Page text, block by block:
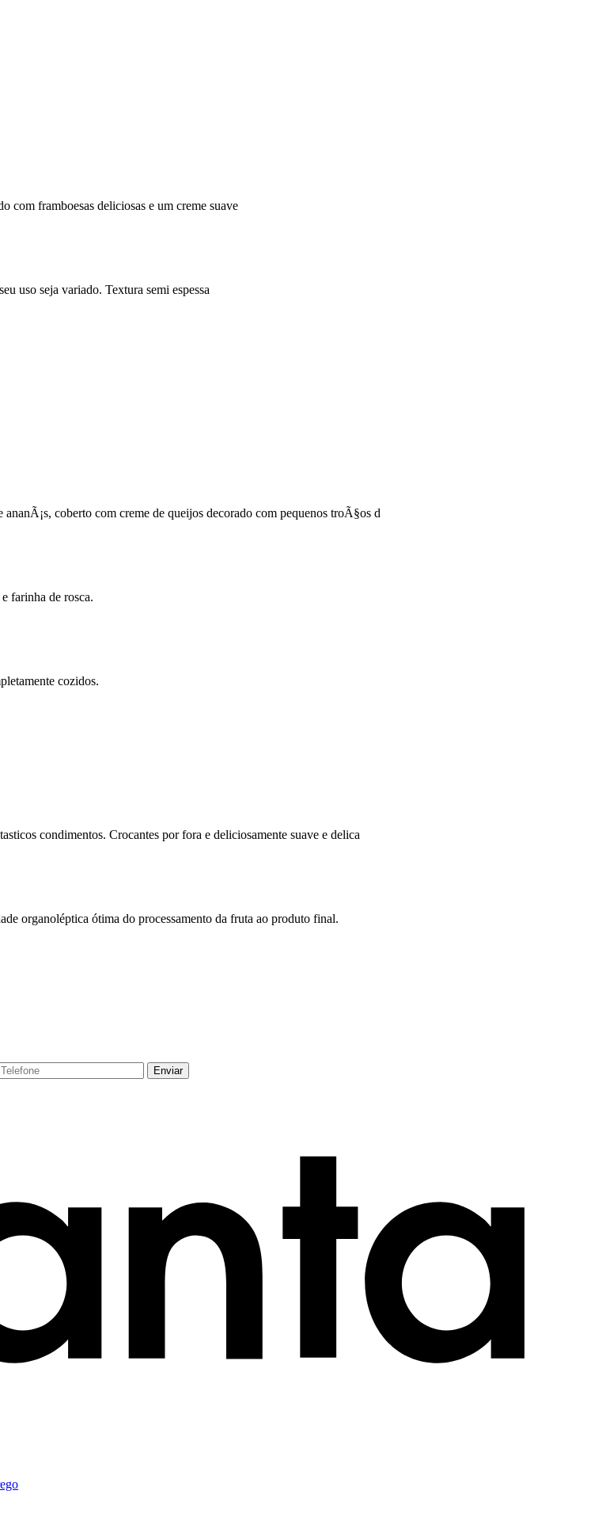
com framboesas deliciosas e um creme suave
uso seja variado. Textura semi espessa
coberto com creme de queijos decorado com pequenos troÃ§os d
farinha de rosca.
cozidos.
condimentos. Crocantes por fora e deliciosamente suave e delica
organoléptica ótima do processamento da fruta ao produto final.
Enviar